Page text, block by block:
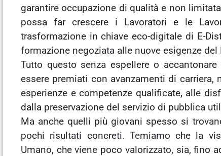
garantire occupazione di qualità e non
possa far crescere i Lavoratori e le
trasformazione in chiave eco-digitale di E-
formazione negoziata alle nuove esigenze del
Tutto questo senza espellere o
essere premiati con avanzamenti di
esperienze e competenze qualificate, alle
dalla preservazione del servizio di pubblica
Ma anche quelli più giovani spesso si
pochi risultati concreti. Temiamo che la
Umano, che viene poco valorizzato, sia, fino